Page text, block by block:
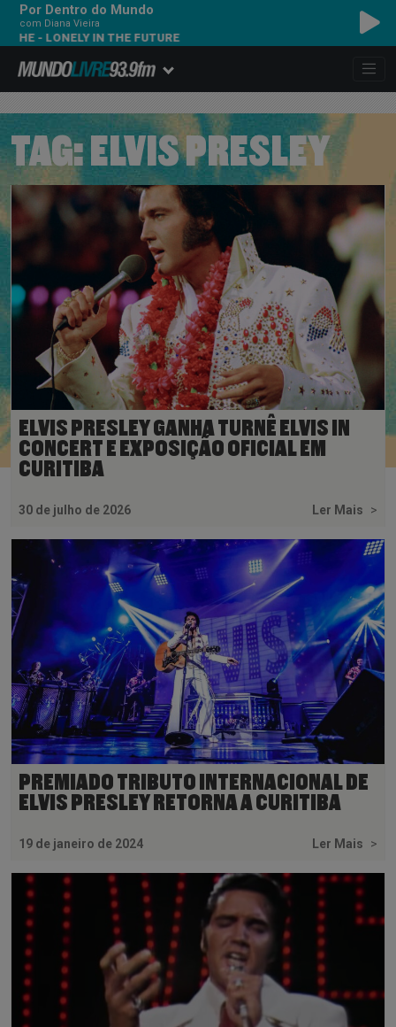
Por Dentro do Mundo
com Diana Vieira
IN THE FUTURE
TAG: ELVIS PRESLEY
ELVIS PRESLEY GANHA TURNÊ ELVIS IN
CONCERT E EXPOSIÇÃO OFICIAL EM
CURITIBA
30 de julho de 2026 Ler Mais >
PREMIADO TRIBUTO INTERNACIONAL DE
ELVIS PRESLEY RETORNA A CURITIBA
19 de janeiro de 2024 Ler Mais >